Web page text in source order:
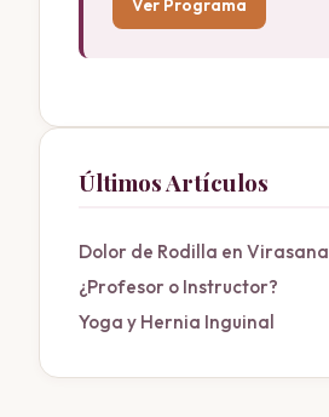
Últimos Artículos
Dolor de Rodilla en Virasana
¿Profesor o Instructor?
Yoga y Hernia Inguinal